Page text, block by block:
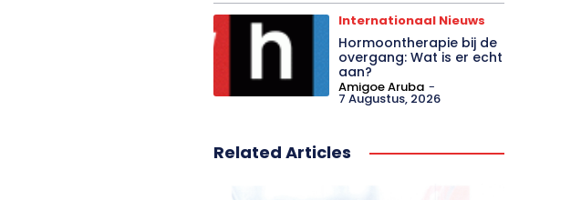
Internationaal Nieuws
Hormoontherapie bij de
overgang: Wat is er echt
aan?
Amigoe Aruba -
7 Augustus, 2026
Related Articles